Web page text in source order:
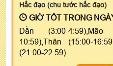
Hắc đạo (chu tước hắc đạo)
GIỜ TỐT TRONG
Dần (3:00-4:59),Mão
10:59),Thân (15:00-
(21:00-22:59)